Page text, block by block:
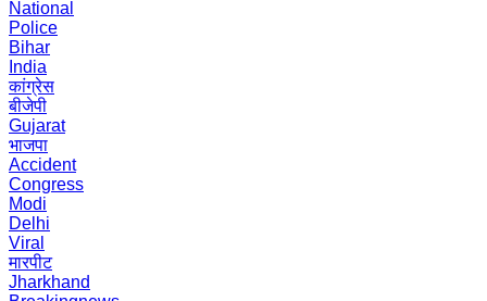
National
Police
Bihar
India
कांग्रेस
बीजेपी
Gujarat
भाजपा
Accident
Congress
Modi
Delhi
Viral
मारपीट
Jharkhand